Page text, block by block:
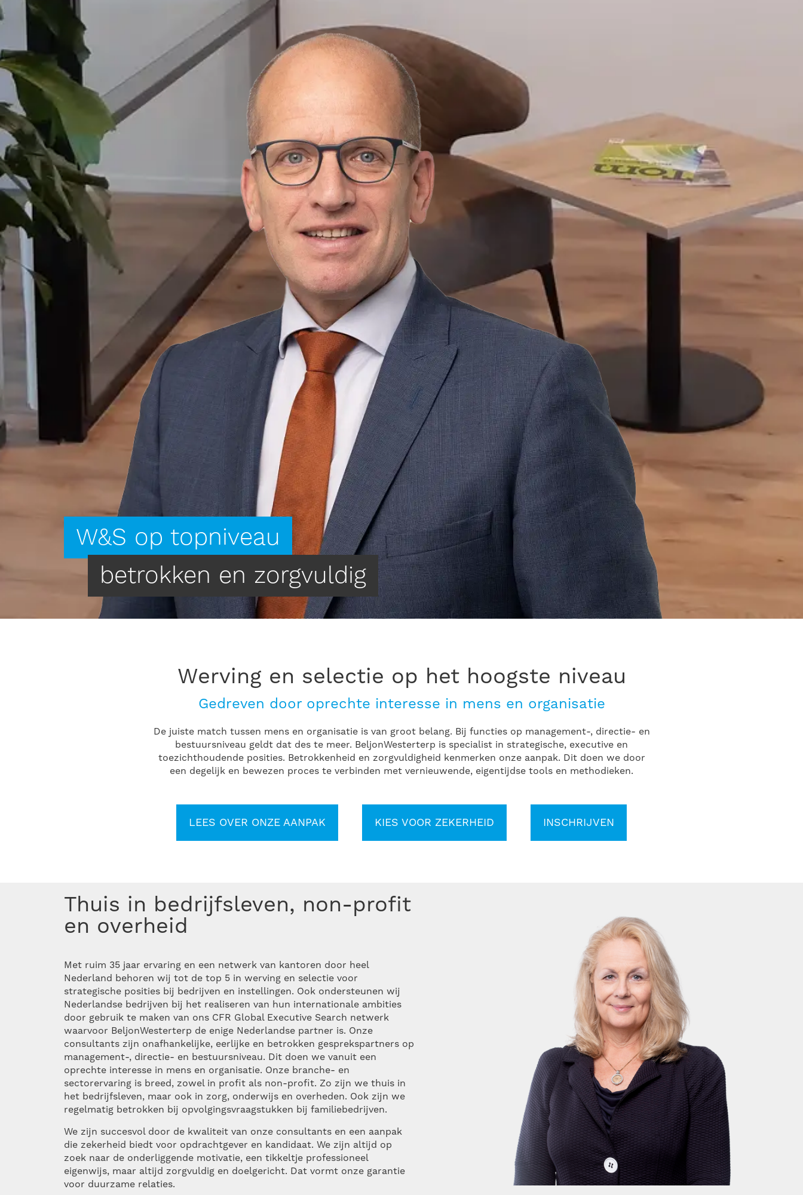
Werving en selectie op het hoogste niveau
Gedreven door oprechte interesse in mens en organisatie
De juiste match tussen mens en organisatie is van groot belang. Bij functies op management-, directie- en
bestuursniveau geldt dat des te meer. BeljonWesterterp is specialist in strategische, executive en
toezichthoudende posities. Betrokkenheid en zorgvuldigheid kenmerken onze aanpak. Dit doen we door
een degelijk en bewezen proces te verbinden met vernieuwende, eigentijdse tools en methodieken.
LEES OVER ONZE AANPAK KIES VOOR ZEKERHEID INSCHRIJVEN
Thuis in bedrijfsleven, non-profit
en overheid
Met ruim 35 jaar ervaring en een netwerk van kantoren door heel
Nederland behoren wij tot de top 5 in werving en selectie voor
strategische posities bij bedrijven en instellingen. Ook ondersteunen wij
Nederlandse bedrijven bij het realiseren van hun internationale ambities
door gebruik te maken van ons CFR Global Executive Search netwerk
waarvoor BeljonWesterterp de enige Nederlandse partner is. Onze
consultants zijn onafhankelijke, eerlijke en betrokken gesprekspartners op
management-, directie- en bestuursniveau. Dit doen we vanuit een
oprechte interesse in mens en organisatie. Onze branche- en
sectorervaring is breed, zowel in profit als non-profit. Zo zijn we thuis in
het bedrijfsleven, maar ook in zorg, onderwijs en overheden. Ook zijn we
regelmatig betrokken bij opvolgingsvraagstukken bij familiebedrijven.
We zijn succesvol door de kwaliteit van onze consultants en een aanpak
die zekerheid biedt voor opdrachtgever en kandidaat. We zijn altijd op
zoek naar de onderliggende motivatie, een tikkeltje professioneel
eigenwijs, maar altijd zorgvuldig en doelgericht. Dat vormt onze garantie
voor duurzame relaties.